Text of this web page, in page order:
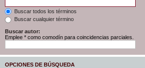
Buscar todos los términos
Buscar cualquier término
Buscar autor:
Emplee * como comodín para coincidencias parciales.
OPCIONES DE BÚSQUEDA